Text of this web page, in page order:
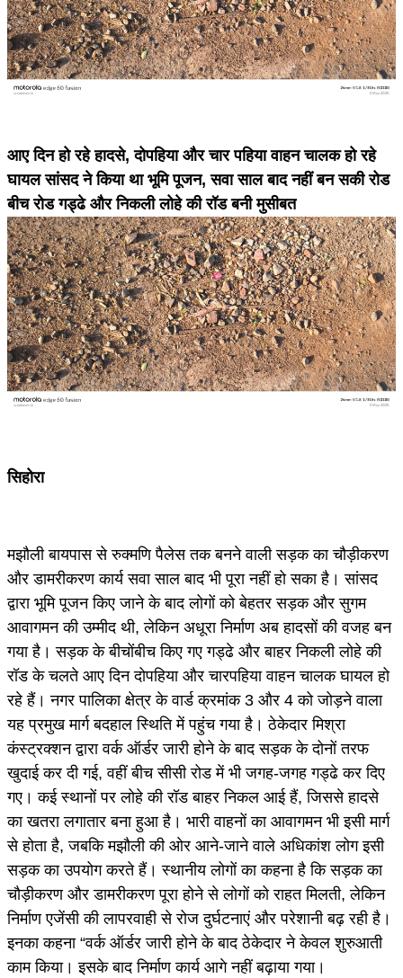
आए दिन हो रहे हादसे, दोपहिया और चार पहिया वाहन चालक हो रहे
घायल सांसद ने किया था भूमि पूजन, सवा साल बाद नहीं बन सकी रोड
बीच रोड गड्ढे और निकली लोहे की रॉड बनी मुसीबत
सिहोरा
मझौली बायपास से रुक्मणि पैलेस तक बनने वाली सड़क का चौड़ीकरण
और डामरीकरण कार्य सवा साल बाद भी पूरा नहीं हो सका है। सांसद
द्वारा भूमि पूजन किए जाने के बाद लोगों को बेहतर सड़क और सुगम
आवागमन की उम्मीद थी, लेकिन अधूरा निर्माण अब हादसों की वजह बन
गया है। सड़क के बीचोंबीच किए गए गड्ढे और बाहर निकली लोहे की
रॉड के चलते आए दिन दोपहिया और चारपहिया वाहन चालक घायल हो
रहे हैं। नगर पालिका क्षेत्र के वार्ड क्रमांक 3 और 4 को जोड़ने वाला
यह प्रमुख मार्ग बदहाल स्थिति में पहुंच गया है। ठेकेदार मिश्रा
कंस्ट्रक्शन द्वारा वर्क ऑर्डर जारी होने के बाद सड़क के दोनों तरफ
खुदाई कर दी गई, वहीं बीच सीसी रोड में भी जगह-जगह गड्ढे कर दिए
गए। कई स्थानों पर लोहे की रॉड बाहर निकल आई हैं, जिससे हादसे
का खतरा लगातार बना हुआ है। भारी वाहनों का आवागमन भी इसी मार्ग
से होता है, जबकि मझौली की ओर आने-जाने वाले अधिकांश लोग इसी
सड़क का उपयोग करते हैं। स्थानीय लोगों का कहना है कि सड़क का
चौड़ीकरण और डामरीकरण पूरा होने से लोगों को राहत मिलती, लेकिन
निर्माण एजेंसी की लापरवाही से रोज दुर्घटनाएं और परेशानी बढ़ रही है।
इनका कहना “वर्क ऑर्डर जारी होने के बाद ठेकेदार ने केवल शुरुआती
काम किया। इसके बाद निर्माण कार्य आगे नहीं बढ़ाया गया।